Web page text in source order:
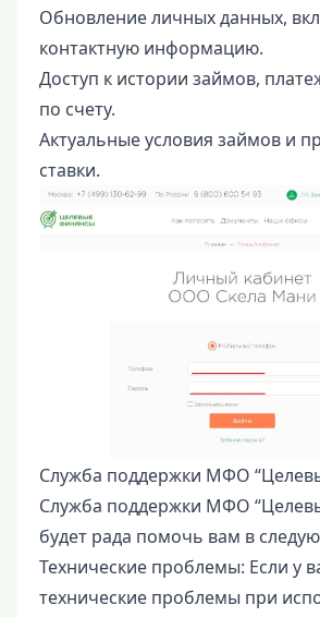
Обновление личных данных,
контактную информацию.
Доступ к истории займов,
по счету.
Актуальные условия займов и
ставки.
Служба поддержки МФО
Служба поддержки МФО
будет рада помочь вам в
Технические проблемы: Если у
технические проблемы при